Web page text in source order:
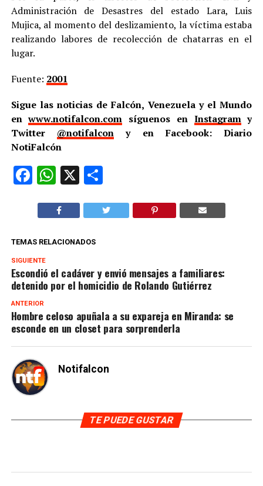
Administración de Desastres del estado Lara, Luis
Mujica, al momento del deslizamiento, la víctima estaba
realizando labores de recolección de chatarras en el
lugar.
Fuente: 2001
Sigue las noticias de Falcón, Venezuela y el Mundo
enwww.notifalcon.com síguenos en Instagramy
Twitter @notifalcon y en Facebook: Diario
NotiFalcón
Facebook
WhatsApp
X Compartir
TEMAS RELACIONADOS
SIGUIENTE
Escondió el cadáver y envió mensajes a familiares:
detenido por el homicidio de Rolando Gutiérrez
ANTERIOR
Hombre celoso apuñala a su expareja en Miranda: se
esconde en un closet para sorprenderla
Notifalcon
TE PUEDE GUSTAR